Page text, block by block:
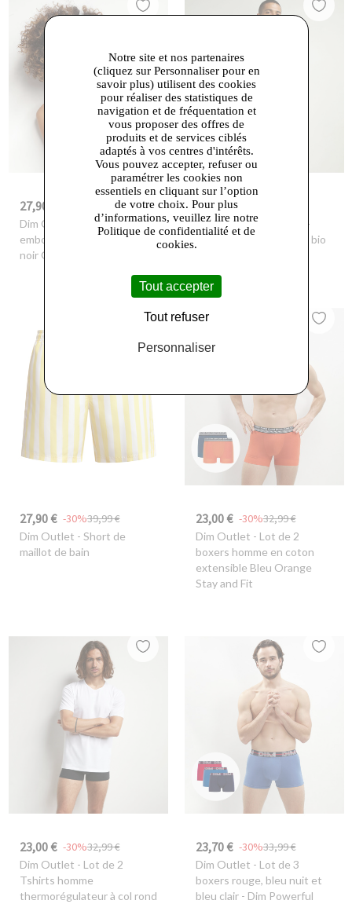
27,90 € 39,99 €
Dim Outlet
- Soutien-gorge
emboitant avec armatures
noir Generous Dim
21,60 €
Dim Outlet- Lot de 2 t-
shirts homme en coton bio
27,90 € 39,99 €
-30%
Dim Outlet - Short de
maillot de bain
23,00 € 32,99 €
-30%
Dim Outlet - Lot de 2
boxers homme en coton
extensible Bleu Orange
Stay and Fit
23,00 € 32,99 €
-30%
Dim Outlet - Lot de 2
Tshirts homme
thermorégulateur à col rond
23,70 € 33,99 €
-30%
Dim Outlet - Lot de 3
boxers rouge, bleu nuit et
bleu clair - Dim Powerful
Notre site et nos partenaires
(cliquez sur Personnaliser pour en
savoir plus) utilisent des cookies
pour réaliser des statistiques de
navigation et de fréquentation et
vous proposer des offres de
produits et de services ciblés
adaptés à vos centres d'intérêts.
Vous pouvez accepter, refuser ou
paramétrer les cookies non
essentiels en cliquant sur l’option
de votre choix. Pour plus
d’informations, veuillez lire notre
Politique de confidentialité et de
cookies.
Tout accepter
Tout refuser
Personnaliser